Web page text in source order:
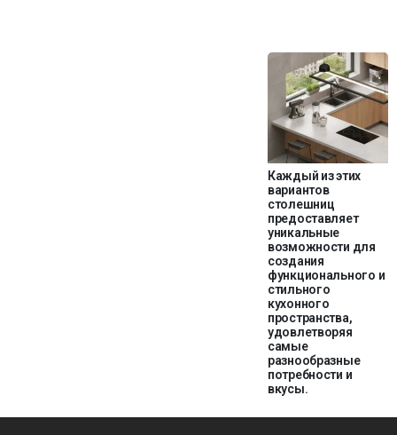
Каждый из этих
вариантов
столешниц
предоставляет
уникальные
возможности для
создания
функционального и
стильного
кухонного
пространства,
удовлетворяя
самые
разнообразные
потребности и
вкусы.